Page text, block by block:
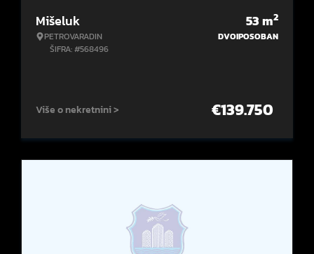
Mišeluk
PETROVARADIN
ŠIFRA: #568496
53m2
DVOIPOSOBAN
Više o nekretnini > €139.750